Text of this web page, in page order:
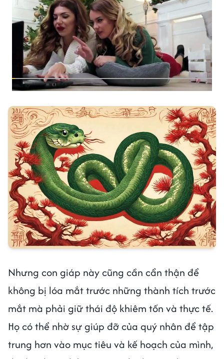
Nhưng con giáp này cũng cần cẩn thận để
không bị lóa mắt trước những thành tích trước
mắt mà phải giữ thái độ khiêm tốn và thực tế.
Họ có thể nhờ sự giúp đỡ của quý nhân để tập
trung hơn vào mục tiêu và kế hoạch của mình,